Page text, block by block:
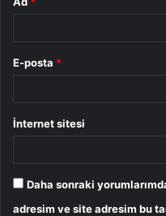
E-posta *
İnternet sitesi
Daha sonraki
adresim ve site adresim bu